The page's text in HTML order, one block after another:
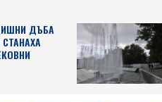
ДЪБА